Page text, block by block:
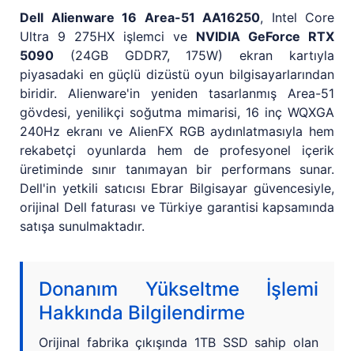
Dell Alienware 16 Area-51 AA16250, Intel Core
Ultra 9 275HX işlemci ve NVIDIA GeForce RTX
5090 (24GB GDDR7, 175W) ekran kartıyla
piyasadaki en güçlü dizüstü oyun bilgisayarlarından
biridir. Alienware'in yeniden tasarlanmış Area-51
gövdesi, yenilikçi soğutma mimarisi, 16 inç WQXGA
240Hz ekranı ve AlienFX RGB aydınlatmasıyla hem
rekabetçi oyunlarda hem de profesyonel içerik
üretiminde sınır tanımayan bir performans sunar.
Dell'in yetkili satıcısı Ebrar Bilgisayar güvencesiyle,
orijinal Dell faturası ve Türkiye garantisi kapsamında
satışa sunulmaktadır.
Donanım Yükseltme İşlemi
Hakkında Bilgilendirme
Orijinal fabrika çıkışında 1TB SSD sahip olan